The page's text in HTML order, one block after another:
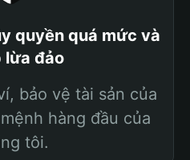
quyền quá mức và
lừa đảo
bảo vệ tài sản của
hàng đầu của
tôi.